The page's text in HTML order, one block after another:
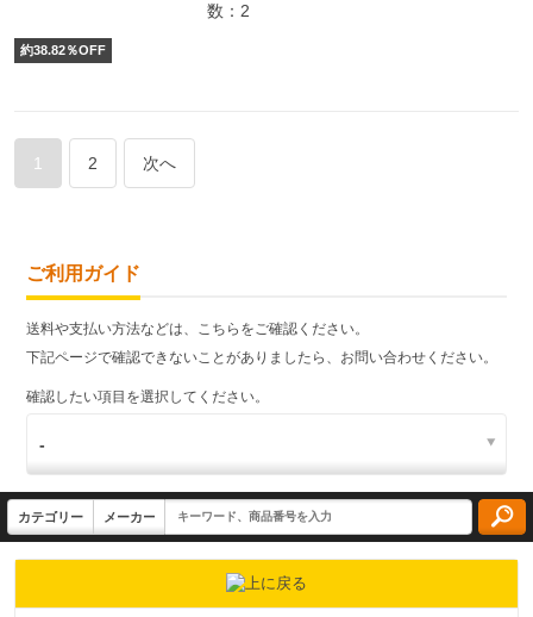
数：2
約38.82％OFF
1 2 次へ
ご利用ガイド
送料や支払い方法などは、こちらをご確認ください。
下記ページで確認できないことがありましたら、お問い合わせください。
確認したい項目を選択してください。